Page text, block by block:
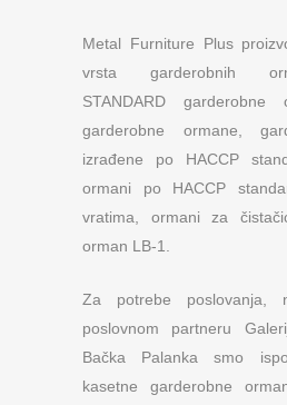
Metal Furniture Plus
vrsta garderobnih
STANDARD garderobne
garderobne ormane,
izrađene po HACCP
ormani po HACCP
vratima, ormani za
orman LB-1.
Za potrebe poslovanja,
poslovnom partneru
Bačka Palanka smo
kasetne garderobne